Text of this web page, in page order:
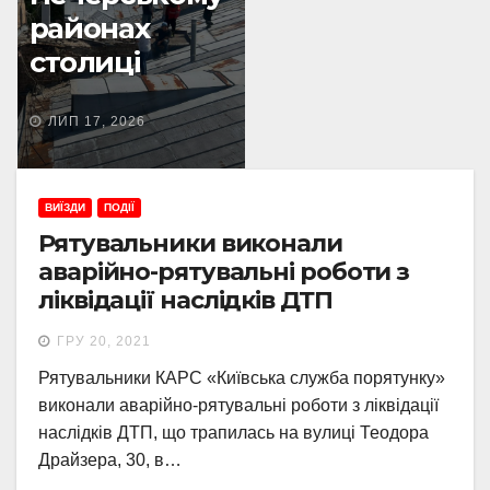
районах
столиці
ЛИП 17, 2026
ВИЇЗДИ ПОДІЇ
Рятувальники виконали
аварійно-рятувальні роботи з
ліквідації наслідків ДТП
ГРУ 20, 2021
Рятувальники КАРС «Київська служба порятунку»
виконали аварійно-рятувальні роботи з ліквідації
наслідків ДТП, що трапилась на вулиці Теодора
Драйзера, 30, в…